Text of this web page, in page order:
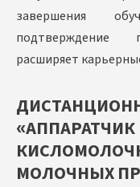
завершения
подтверждение
расширяет
МОЛОЧНЫХ